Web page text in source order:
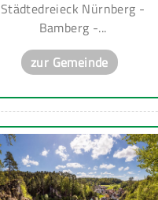
Städtedreieck Nürnberg -
Bamberg -...
zur Gemeinde